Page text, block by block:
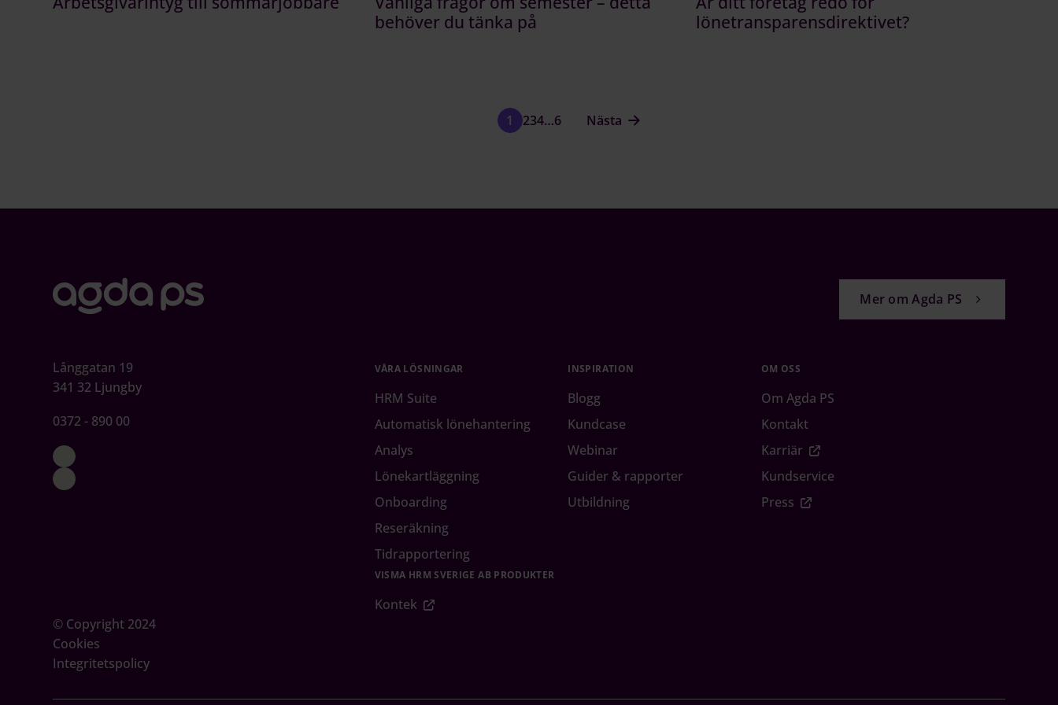
behöver du tänka på
lönetransparensdirektivet?
1 234…6 Nästa
Långgatan 19
341 32 Ljungby
0372 - 890 00
VÅRA LÖSNINGAR
HRM Suite
Automatisk lönehantering
Analys
Lönekartläggning
Onboarding
Reseräkning
Tidrapportering
INSPIRATION
Blogg
Kundcase
Webinar
Guider & rapporter
Utbildning
OM OSS
Om Agda PS
Kontakt
Karriär
Kundservice
Press
VISMA HRM SVERIGE AB PRODUKTER
Kontek
Mer om Agda PS
© Copyright 2024
Cookies
Integritetspolicy